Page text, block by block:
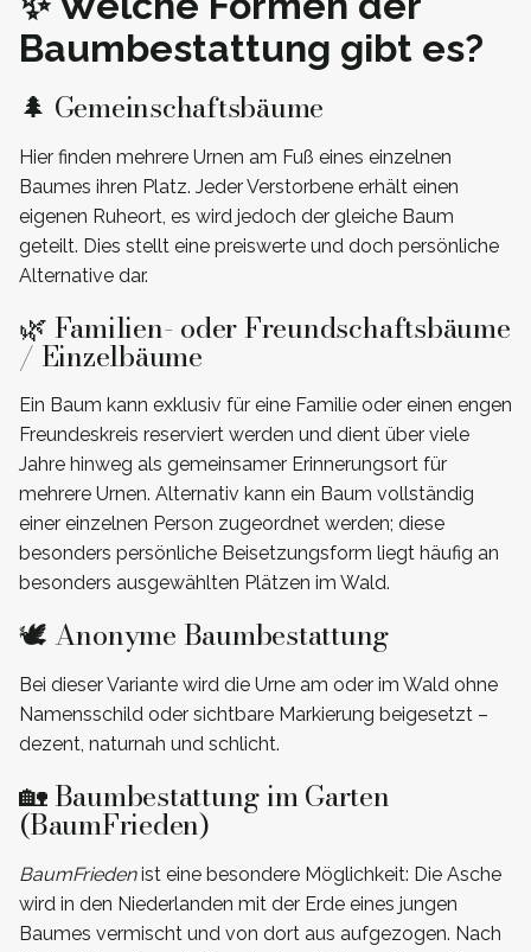
Baumbestattung gibt es?
🌲 Gemeinschaftsbäume
Hier finden mehrere Urnen am Fuß eines einzelnen
Baumes ihren Platz. Jeder Verstorbene erhält einen
eigenen Ruheort, es wird jedoch der gleiche Baum
geteilt. Dies stellt eine preiswerte und doch persönliche
Alternative dar.
🌿 Familien- oder Freundschaftsbäume
/ Einzelbäume
Ein Baum kann exklusiv für eine Familie oder einen engen
Freundeskreis reserviert werden und dient über viele
Jahre hinweg als gemeinsamer Erinnerungsort für
mehrere Urnen. Alternativ kann ein Baum vollständig
einer einzelnen Person zugeordnet werden; diese
besonders persönliche Beisetzungsform liegt häufig an
besonders ausgewählten Plätzen im Wald.
🕊️ Anonyme Baumbestattung
Bei dieser Variante wird die Urne am oder im Wald ohne
Namensschild oder sichtbare Markierung beigesetzt –
dezent, naturnah und schlicht.
🏡 Baumbestattung im Garten
(BaumFrieden)
BaumFriedenist eine besondere Möglichkeit: Die Asche
wird in den Niederlanden mit der Erde eines jungen
Baumes vermischt und von dort aus aufgezogen. Nach